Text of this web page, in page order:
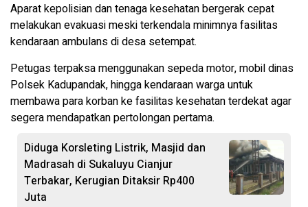
Aparat kepolisian dan tenaga kesehatan bergerak cepat
melakukan evakuasi meski terkendala minimnya fasilitas
kendaraan ambulans di desa setempat.
Petugas terpaksa menggunakan sepeda motor, mobil dinas
Polsek Kadupandak, hingga kendaraan warga untuk
membawa para korban ke fasilitas kesehatan terdekat agar
segera mendapatkan pertolongan pertama.
Diduga Korsleting Listrik, Masjid dan
Madrasah di Sukaluyu Cianjur
Terbakar, Kerugian Ditaksir Rp400
Juta